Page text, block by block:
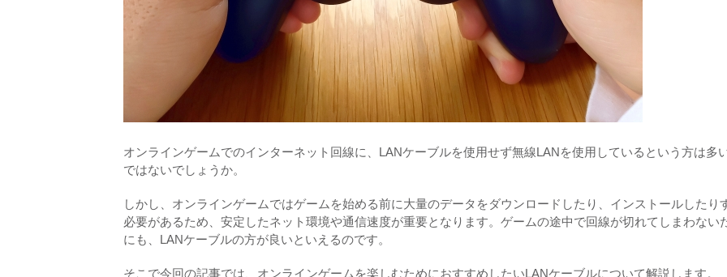
オンラインゲームでのインターネット回線に、LANケーブルを使用せず無線LANを使用しているという方は多
ではないでしょうか。
しかし、オンラインゲームではゲームを始める前に大量のデータをダウンロードしたり、インストールしたり
必要があるため、安定したネット環境や通信速度が重要となります。ゲームの途中で回線が切れてしまわない
にも、LANケーブルの方が良いといえるのです。
そこで今回の記事では、オンラインゲームを楽しむためにおすすめしたいLANケーブルについて解説します。